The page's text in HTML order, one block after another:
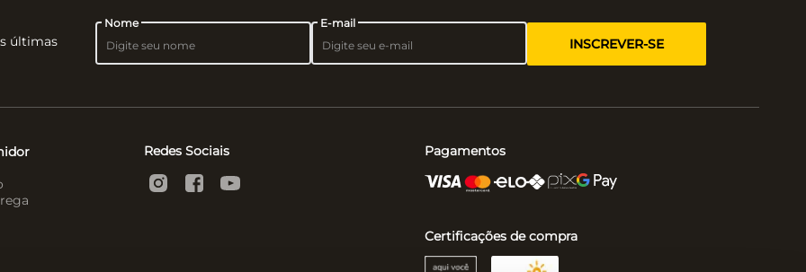
últimas
Nome E-mail
INSCREVER-SE
Redes Sociais Pagamentos
Certificações de compra